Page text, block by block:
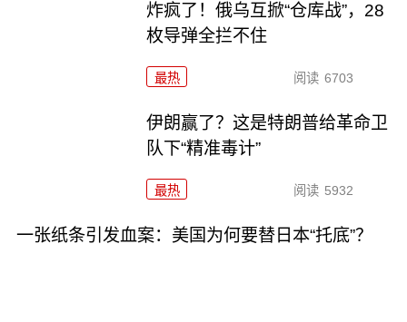
炸疯了！俄乌互掀“仓库战”，28
枚导弹全拦不住
最热 阅读 6703
伊朗赢了？这是特朗普给革命卫
队下“精准毒计”
最热 阅读 5932
一张纸条引发血案：美国为何要替日本“托底”？